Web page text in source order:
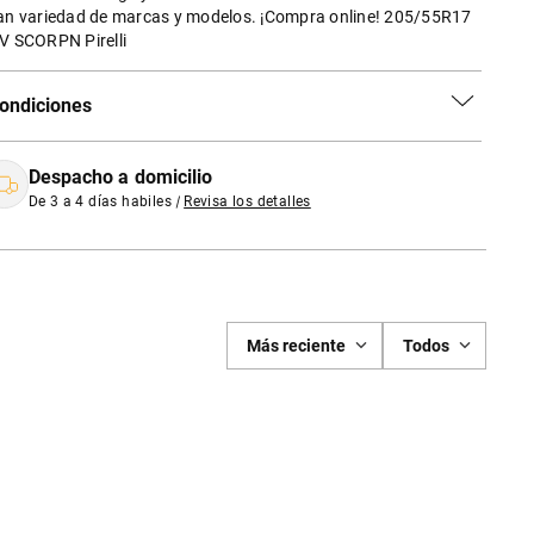
variedad de marcas y modelos. ¡Compra online! 205/55R17
SCORPN Pirelli
Despacho a domicilio
De 3 a 4 días habiles | Revisa los detalles
Más reciente Todos